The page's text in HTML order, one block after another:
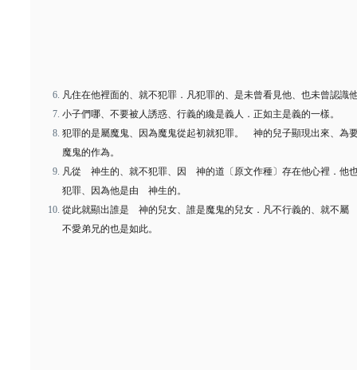
凡住在他裡面的、就不犯罪．凡犯罪的、是未曾看見他、也未曾認識
小子們哪、不要被人誘惑、行義的纔是義人．正如主是義的一樣。
犯罪的是屬魔鬼、因為魔鬼從起初就犯罪。 神的兒子顯現出來、為
魔鬼的作為。
凡從 神生的、就不犯罪、因 神的道〔原文作種〕存在他心裡．他
犯罪、因為他是由 神生的。
從此就顯出誰是 神的兒女、誰是魔鬼的兒女．凡不行義的、就不屬
不愛弟兄的也是如此。